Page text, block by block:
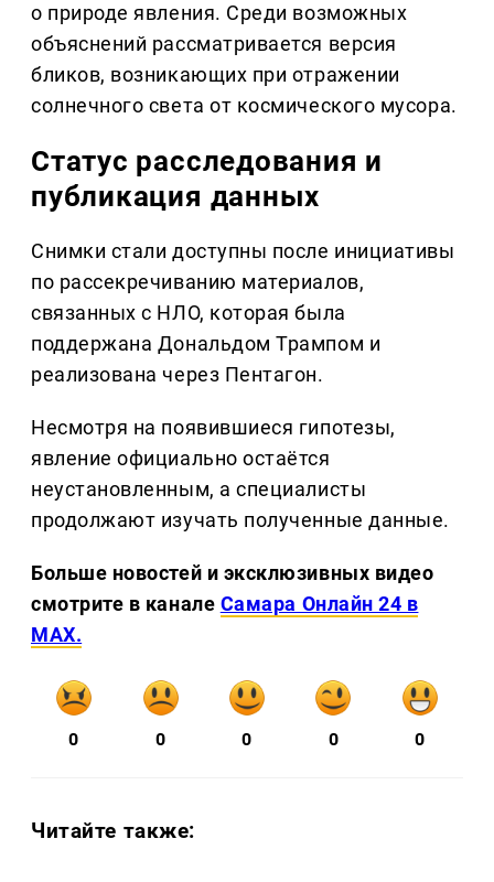
о природе явления. Среди возможных
объяснений рассматривается версия
бликов, возникающих при отражении
солнечного света от космического мусора.
Статус расследования и
публикация данных
Снимки стали доступны после инициативы
по рассекречиванию материалов,
связанных с НЛО, которая была
поддержана Дональдом Трампом и
реализована через Пентагон.
Несмотря на появившиеся гипотезы,
явление официально остаётся
неустановленным, а специалисты
продолжают изучать полученные данные.
Больше новостей и эксклюзивных видео
смотрите в канале Самара Онлайн 24 в
MAX.
0 0 0 0 0
Читайте также: